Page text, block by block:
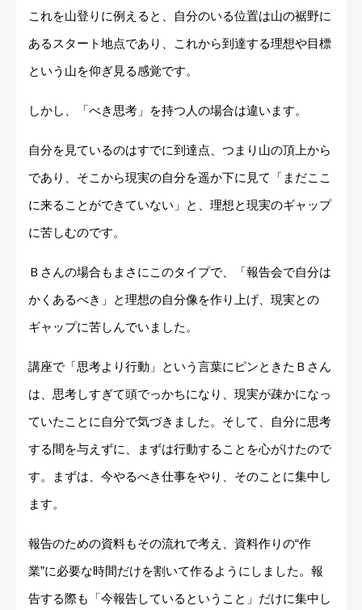
これを山登りに例えると、自分のいる位置は山の裾野に
あるスタート地点であり、これから到達する理想や目標
という山を仰ぎ見る感覚です。
しかし、「べき思考」を持つ人の場合は違います。
自分を見ているのはすでに到達点、つまり山の頂上から
であり、そこから現実の自分を遥か下に見て「まだここ
に来ることができていない」と、理想と現実のギャップ
に苦しむのです。
Ｂさんの場合もまさにこのタイプで、「報告会で自分は
かくあるべき」と理想の自分像を作り上げ、現実との
ギャップに苦しんでいました。
講座で「思考より行動」という言葉にピンときたＢさん
は、思考しすぎて頭でっかちになり、現実が疎かになっ
ていたことに自分で気づきました。そして、自分に思考
する間を与えずに、まずは行動することを心がけたので
す。まずは、今やるべき仕事をやり、そのことに集中し
ます。
報告のための資料もその流れで考え、資料作りの“作
業”に必要な時間だけを割いて作るようにしました。報
告する際も「今報告しているということ」だけに集中し